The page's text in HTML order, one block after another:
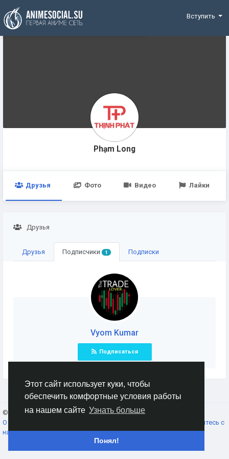
Этот сайт использует куки, чтобы
обеспечить комфортные условия работы
на нашем сайте Узнать больше
Понял!
Funding
Вступить
Phạm Long
Друзья Фото Видео Лайки
Друзья
Друзья Подписчики 1 Подписки
Vyom Kumar
Подписаться
© 2026 AnimeSocial.SU - Первая аниме сеть!
О нас
Свяжитесь с
нами
Каталог